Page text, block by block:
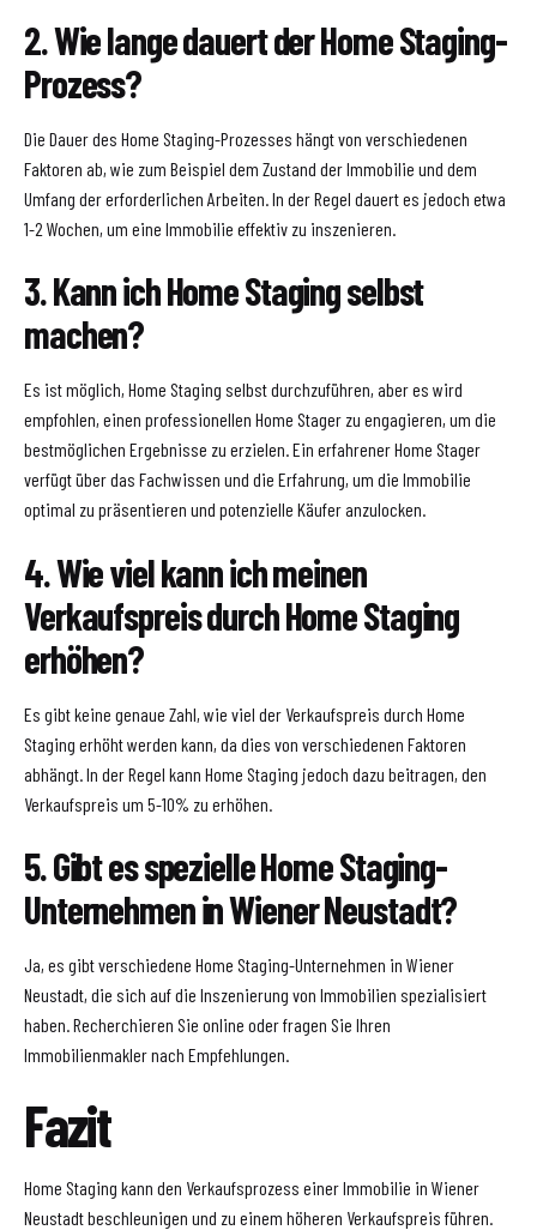
2. Wie lange dauert der Home Staging-
Prozess?
Die Dauer des Home Staging-Prozesses hängt von verschiedenen
Faktoren ab, wie zum Beispiel dem Zustand der Immobilie und dem
Umfang der erforderlichen Arbeiten. In der Regel dauert es jedoch etwa
1-2 Wochen, um eine Immobilie effektiv zu inszenieren.
3. Kann ich Home Staging selbst
machen?
Es ist möglich, Home Staging selbst durchzuführen, aber es wird
empfohlen, einen professionellen Home Stager zu engagieren, um die
bestmöglichen Ergebnisse zu erzielen. Ein erfahrener Home Stager
verfügt über das Fachwissen und die Erfahrung, um die Immobilie
optimal zu präsentieren und potenzielle Käufer anzulocken.
4. Wie viel kann ich meinen
Verkaufspreis durch Home Staging
erhöhen?
Es gibt keine genaue Zahl, wie viel der Verkaufspreis durch Home
Staging erhöht werden kann, da dies von verschiedenen Faktoren
abhängt. In der Regel kann Home Staging jedoch dazu beitragen, den
Verkaufspreis um 5-10% zu erhöhen.
5. Gibt es spezielle Home Staging-
Unternehmen in Wiener Neustadt?
Ja, es gibt verschiedene Home Staging-Unternehmen in Wiener
Neustadt, die sich auf die Inszenierung von Immobilien spezialisiert
haben. Recherchieren Sie online oder fragen Sie Ihren
Immobilienmakler nach Empfehlungen.
Fazit
Home Staging kann den Verkaufsprozess einer Immobilie in Wiener
Neustadt beschleunigen und zu einem höheren Verkaufspreis führen.